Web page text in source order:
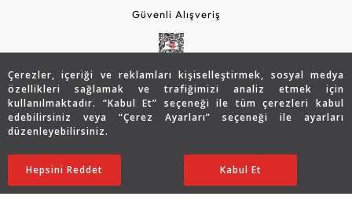
Çerezler, içeriği ve reklamları kişiselleştirmek, sosyal medya
özellikleri sağlamak ve trafiğimizi analiz etmek için
kullanılmaktadır. “Kabul Et” seçeneği ile tüm çerezleri kabul
edebilirsiniz veya “Çerez Ayarları” seçeneği ile ayarları
düzenleyebilirsiniz.
Ayarları Düzenle
Hepsini Reddet Kabul Et
28.012 TL
22.383TL SATIN ALIN
Güvenli Alışveriş
Copyright © 2026 Assos Pırlanta - Bu sitenin tüm hakları